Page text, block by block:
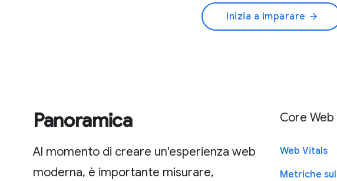
Inizia a imparare arrow_forward
Panoramica
Al momento di creare un'esperienza web
moderna, è importante misurare,
Core Web
Web Vitals
Metriche